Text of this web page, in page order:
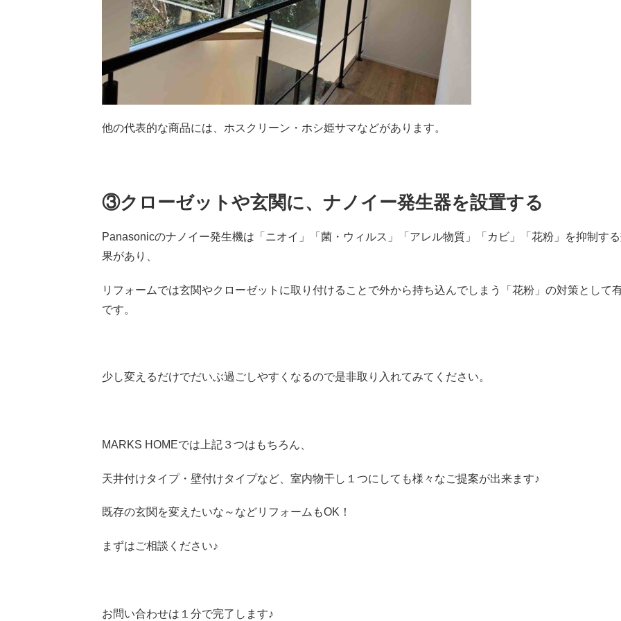
他の代表的な商品には、ホスクリーン・ホシ姫サマなどがあります。
③クローゼットや玄関に、ナノイー発生器を設置する
Panasonicのナノイー発生機は「ニオイ」「菌・ウィルス」「アレル物質」「カビ」「花粉」を抑制す
果があり、
リフォームでは玄関やクローゼットに取り付けることで外から持ち込んでしまう「花粉」の対策として
です。
少し変えるだけでだいぶ過ごしやすくなるので是非取り入れてみてください。
MARKS HOMEでは上記３つはもちろん、
天井付けタイプ・壁付けタイプなど、室内物干し１つにしても様々なご提案が出来ます♪
既存の玄関を変えたいな～などリフォームもOK！
まずはご相談ください♪
お問い合わせは１分で完了します♪